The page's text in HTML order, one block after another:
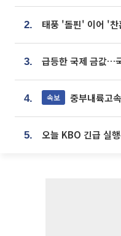
2.
3. 급등한 국제 금값…
4. 속보 중부내륙고
5. 오늘 KBO 긴급 실